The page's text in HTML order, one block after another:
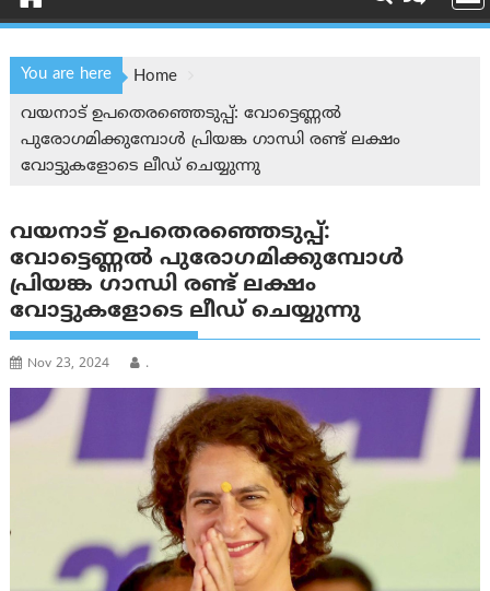
You are here
Home
വയനാട് ഉപതെരഞ്ഞെടുപ്പ്: വോട്ടെണ്ണൽ
പുരോഗമിക്കുമ്പോൾ പ്രിയങ്ക ഗാന്ധി രണ്ട് ലക്ഷം
വോട്ടുകളോടെ ലീഡ് ചെയ്യുന്നു
വയനാട് ഉപതെരഞ്ഞെടുപ്പ്:
വോട്ടെണ്ണൽ പുരോഗമിക്കുമ്പോൾ
പ്രിയങ്ക ഗാന്ധി രണ്ട് ലക്ഷം
വോട്ടുകളോടെ ലീഡ് ചെയ്യുന്നു
Nov 23, 2024 .